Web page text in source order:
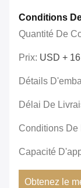
Conditions
Quantité De
Prix: USD +
Détails
Délai De
Conditions De
Capacité
Obtenez le